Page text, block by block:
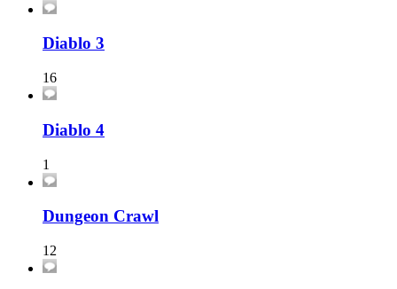
Diablo 3
16
Diablo 4
1
Dungeon Crawl
12